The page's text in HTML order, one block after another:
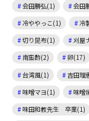
会田勝弘(1)
会田
冷ややっこ(1)
冷
切り昆布(1)
刈屋
南蛮酢(2)
卵(17)
台湾風(1)
吉田理
味噌マヨ(1)
味噌
味田和教先生 卒業(1)